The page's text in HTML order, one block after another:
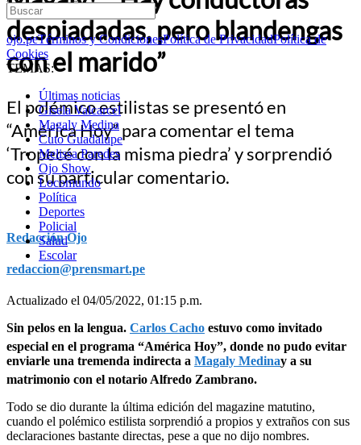
ojo.peTérminos y CondicionesPolítica de PrivacidadPolítica de
Cookies
TEMAS:
Últimas noticias
Gisela Valcarcel
Magaly Medina
Cuto Guadalupe
Melissa Paredes
Ojo Show
Locomundo
Política
Deportes
Policial
Salud
Escolar
despiadadas, pero blandengas
con el marido”
El polémico estilistas se presentó en
“América Hoy” para comentar el tema
‘Tropecé con la misma piedra’ y sorprendió
con su particular comentario.
Redacción Ojo
redaccion@prensmart.pe
Actualizado el 04/05/2022, 01:15 p.m.
Sin pelos en la lengua. Carlos Cacho estuvo como invitado
especial en el programa “América Hoy”, donde no pudo evitar
enviarle una tremenda indirecta a Magaly Medinay a su
matrimonio con el notario Alfredo Zambrano.
Todo se dio durante la última edición del magazine matutino,
cuando el polémico estilista sorprendió a propios y extraños con sus
declaraciones bastante directas, pese a que no dijo nombres.